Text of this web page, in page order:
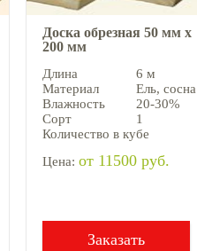
Доска обрезная 50 мм х
200 мм
Длина
6 м
Материал
Ель, cосна
Влажность
20-30%
Сорт
1
Количество в кубе
Цена: от 11500 руб.
Заказать